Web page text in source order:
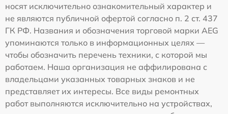
носят исключительно ознакомительный характер и
не являются публичной офертой согласно п. 2 ст. 437
ГК РФ. Названия и обозначения торговой марки AEG
упоминаются только в информационных целях —
чтобы обозначить перечень техники, с которой мы
работаем. Наша организация не аффилирована с
владельцами указанных товарных знаков и не
представляет их интересы. Все виды ремонтных
работ выполняются исключительно на устройствах,